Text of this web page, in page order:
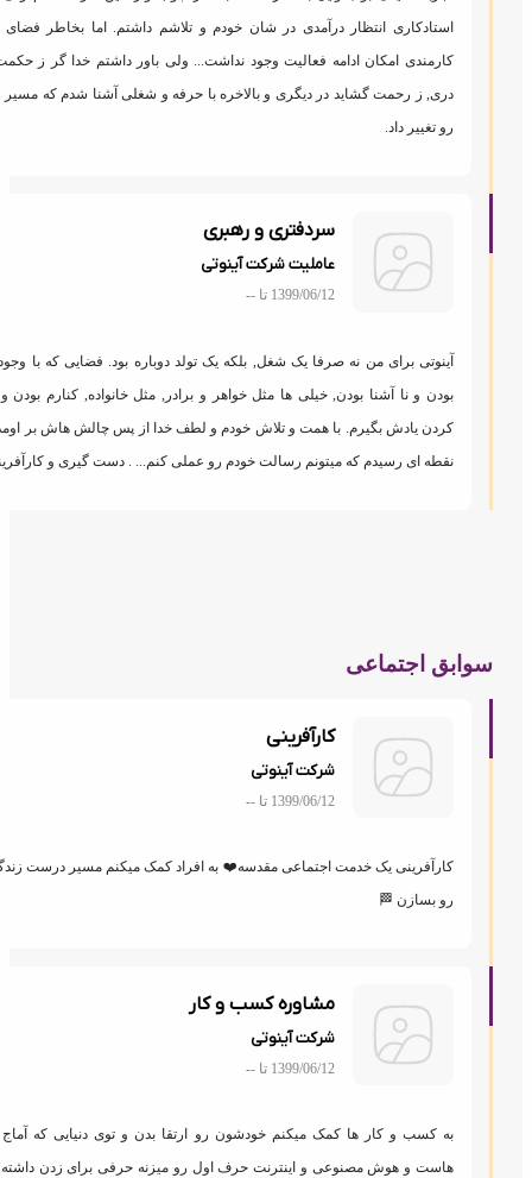
استادکاری انتظار درآمدی در شان خودم و تلاشم داشتم. اما بخاطر فضای محدود
کارمندی امکان ادامه فعالیت وجود نداشت... ولی باور داشتم خدا گر ز حکمت ببندد
دری, ز رحمت گشاید در دیگری و بالاخره با حرفه و شغلی آشنا شدم که مسیر زندگیم
رو تغییر داد.
سردفتری و رهبری
عاملیت شرکت آینوتی
1399/06/12 تا --
آینوتی برای من نه صرفا یک شغل, بلکه یک تولد دوباره بود. فضایی که با وجود غریبه
بودن و نا آشنا بودن, خیلی ها مثل خواهر و برادر, مثل خانواده, کنارم بودن و کمکم
کردن یادش بگیرم. با همت و تلاش خودم و لطف خدا از پس چالش هاش بر اومدم و به
نقطه ای رسیدم که میتونم رسالت خودم رو عملی کنم... . دست گیری و کارآفرینی❤️
اجتماعی
کارآفرینی
شرکت آینوتی
1399/06/12 تا --
کارآفرینی یک خدمت اجتماعی مقدسه❤️ به افراد کمک میکنم مسیر درست زندگیشون
رو بسازن 🏁
مشاوره کسب و کار
شرکت آینوتی
1399/06/12 تا --
به کسب و کار ها کمک میکنم خودشون رو ارتقا بدن و توی دنیایی که آماج رسانه
هاست و هوش مصنوعی و اینترنت حرف اول رو میزنه حرفی برای زدن داشته باشن.